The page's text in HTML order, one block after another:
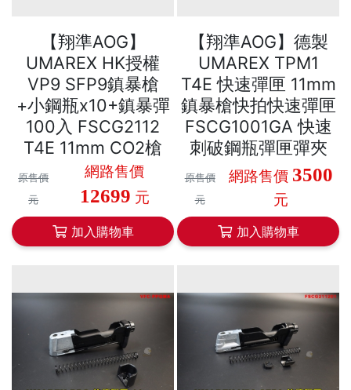
【翔準AOG】
UMAREX HK授權
VP9 SFP9鎮暴槍
+小鋼瓶x10+鎮暴彈
100入 FSCG2112
T4E 11mm CO2槍
原售價
元
網路售價
12699 元
加入購物車
【翔準AOG】德製
UMAREX TPM1
T4E 快速彈匣 11mm
鎮暴槍快拍快速彈匣
FSCG1001GA 快速
刺破鋼瓶彈匣彈夾
原售價
元
網路售價 3500
元
加入購物車